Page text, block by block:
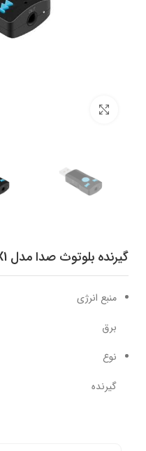
گیرنده بلوتوث صدا مدل TX1
منبع انرژی
برق
نوع
گیرنده